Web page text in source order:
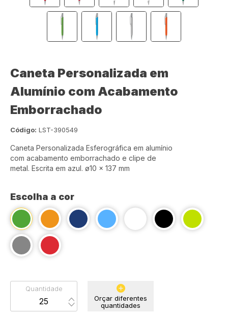
Caneta Personalizada em
Alumínio com Acabamento
Emborrachado
Código: LST-390549
Caneta Personalizada Esferográfica em alumínio
com acabamento emborrachado e clipe de
metal. Escrita em azul. ø10 x 137 mm
Escolha a cor
Quantidade
Orçar diferentes
quantidades